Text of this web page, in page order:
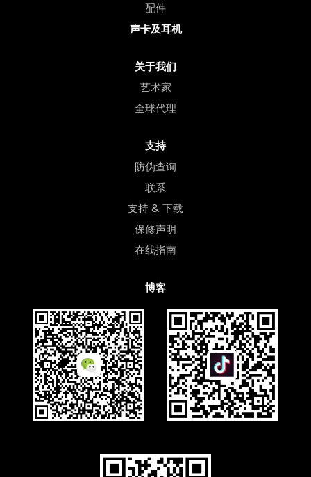
配件
声卡及耳机
关于我们
艺术家
全球代理
支持
防伪查询
联系
支持 & 下载
保修声明
在线指南
博客